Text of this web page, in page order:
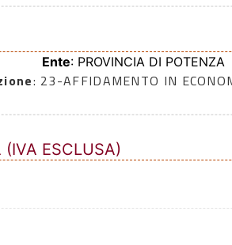
Ente: PROVINCIA DI POTENZA
: 23-AFFIDAMENTO IN
(IVA ESCLUSA)